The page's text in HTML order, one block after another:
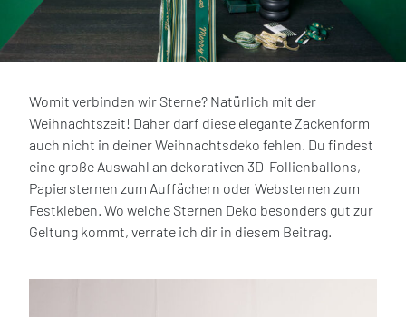
Womit verbinden wir Sterne? Natürlich mit der
Weihnachtszeit! Daher darf diese elegante Zackenform
auch nicht in deiner Weihnachtsdeko fehlen. Du findest
eine große Auswahl an dekorativen 3D-Follienballons,
Papiersternen zum Auffächern oder Websternen zum
Festkleben. Wo welche Sternen Deko besonders gut zur
Geltung kommt, verrate ich dir in diesem Beitrag.